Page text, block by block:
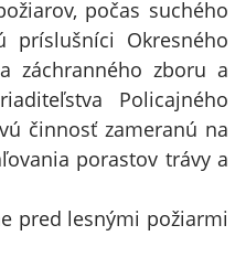
počas suchého
príslušníci Okresného
záchranného zboru a
Policajného
činnosť zameranú na
porastov trávy a
pred lesnými požiarmi